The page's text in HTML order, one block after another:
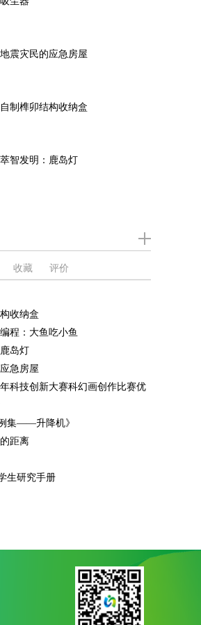
地震灾民的应急房屋
自制榫卯结构收纳盒
萃智发明：鹿岛灯
收藏 评价
收纳盒
程：大鱼吃小鱼
岛灯
急房屋
科技创新大赛科幻画创作比赛优
集——升降机》
距离
生研究手册